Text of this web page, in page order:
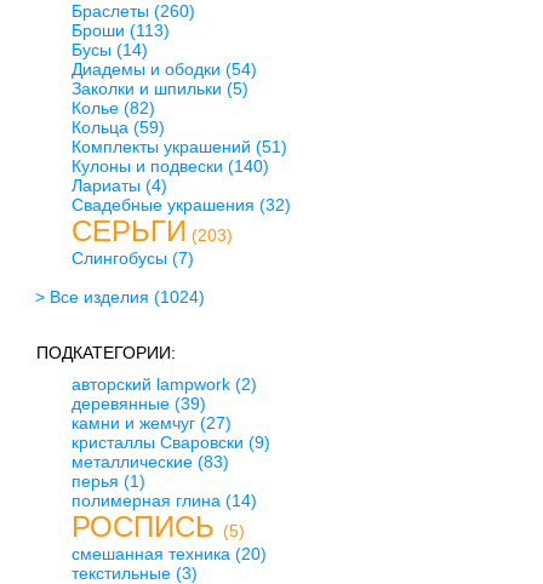
Браслеты (260)
Броши (113)
Бусы (14)
Диадемы и ободки (54)
Заколки и шпильки (5)
Колье (82)
Кольца (59)
Комплекты украшений (51)
Кулоны и подвески (140)
Лариаты (4)
Свадебные украшения (32)
СЕРЬГИ (203)
Слингобусы (7)
> Все изделия (1024)
ПОДКАТЕГОРИИ:
авторский lampwork (2)
деревянные (39)
камни и жемчуг (27)
кристаллы Сваровски (9)
металлические (83)
перья (1)
полимерная глина (14)
РОСПИСЬ (5)
смешанная техника (20)
текстильные (3)